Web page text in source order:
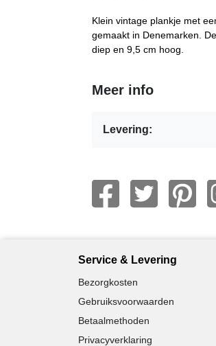
Klein vintage plankje met
gemaakt in Denemarken.
diep en 9,5 cm hoog.
Meer info
Levering:
Service & Levering
Bezorgkosten
Gebruiksvoorwaarden
Betaalmethoden
Privacyverklaring